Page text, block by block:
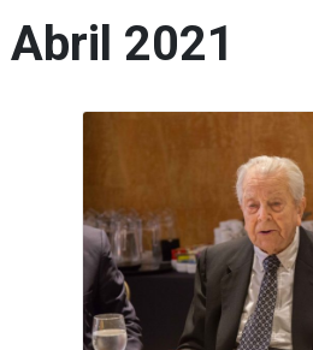
Abril 2021
EL
FALLECIMIENTO
DEL
EXDECANO
RAÚL